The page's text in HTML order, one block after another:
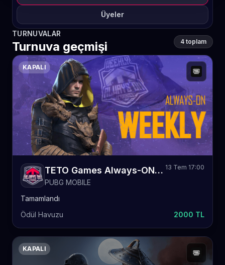
Üyeler
TURNUVALAR
Turnuva geçmişi 4 toplam
KAPALI
TETO Games Always-ON Pubg Mobile Weekly 82
PUBG MOBILE
13 Tem 17:00
Tamamlandı
Ödül Havuzu
2000 TL
KAPALI